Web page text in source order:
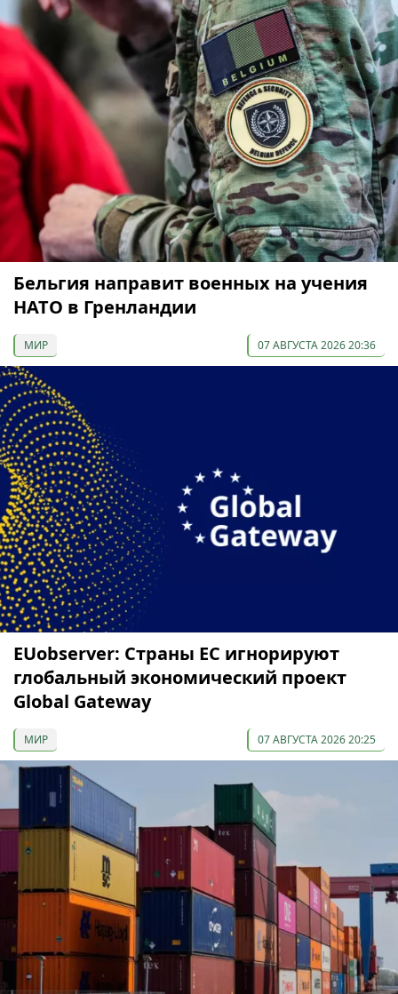
Бельгия направит военных на учения
НАТО в Гренландии
МИР 07 АВГУСТА 2026 20:36
EUobserver: Страны ЕС игнорируют
глобальный экономический проект
Global Gateway
МИР 07 АВГУСТА 2026 20:25